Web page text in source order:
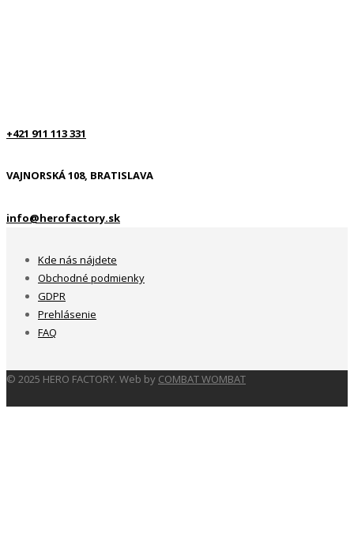
+421 911 113 331
VAJNORSKÁ 108, BRATISLAVA
info@herofactory.sk
Kde nás nájdete
Obchodné podmienky
GDPR
Prehlásenie
FAQ
© 2025 HERO FACTORY. Web by COMBAT WOMBAT